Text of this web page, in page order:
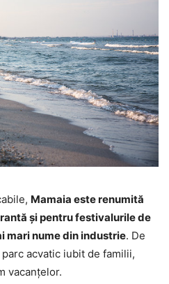
Mamaia este renumită
și pentru festivalurile de
mari nume din industrie. De
acvatic iubit de familii,
vacanțelor.